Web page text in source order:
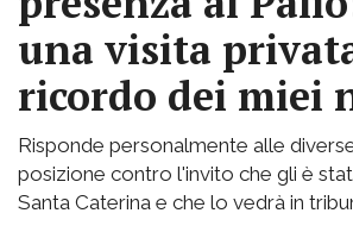
una visita
ricordo dei miei
Risponde personalmente alle
posizione contro l'invito che gli è
Santa Caterina e che lo vedrà in